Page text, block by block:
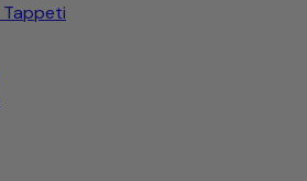
Tappeti